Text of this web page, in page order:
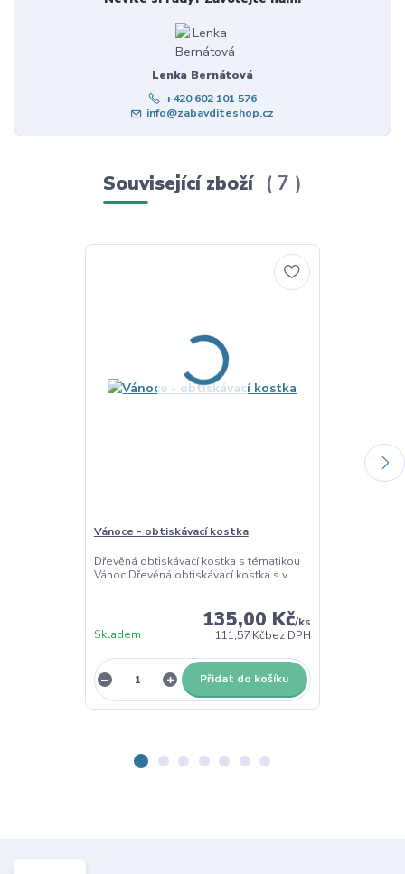
Lenka Bernátová
+420 602 101 576
info@zabavditeshop.cz
Související zboží 7
Vánoce - obtiskávací kostka
Dřevěná obtiskávací kostka s tématikou
Vánoc Dřevěná obtiskávací kostka s v...
135,00 Kč/ks
111,57 Kčbez DPH
Skladem
Přidat do košíku